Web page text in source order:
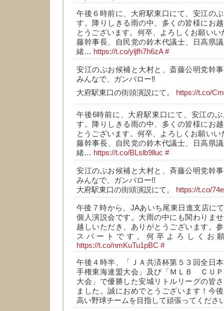
午後６時前に、大府駅東口にて、安江の
す。降りしきる雨の中、多くの皆様にお
とうございます。何卒、よろしくお願い
藤幹事長、自民党の鈴木代議士、日高県
緒… https://t.co/yljfh7h6zA #
安江のぶお候補と大村と、斎藤公明党幹
みんなで、ガンバロー‼️
大府駅東口の街頭演説にて。
https://t.co/
午後6時前に、大府駅東口にて、安江の
す。降りしきる雨の中、多くの皆様にお
とうございます。何卒、よろしくお願い
藤幹事長、自民党の鈴木代議士、日高県
緒… https://t.co/BLslb9lluc #
安江のぶお候補と大村と、斉藤公明党幹
みんなで、ガンバロー!!
大府駅東口の街頭演説にて。
https://t.co/
午後７時から、JAあいち尾東日進支店に
個人演説会です。大雨の中にも関わりま
越しいただき、ありがとうございます。
スパートです。何卒よろしくお
https://t.co/nmKuTu1pBC #
午後４時半、「ＪＡ共済杯第５３回全日
手権東海連盟大会」及び「ＭＬＢ ＣＵ
大会」で優勝した安城リトルリーグの皆
ました。誠におめでとうございます！今
高い野球チームを目指して頑張ってくださ